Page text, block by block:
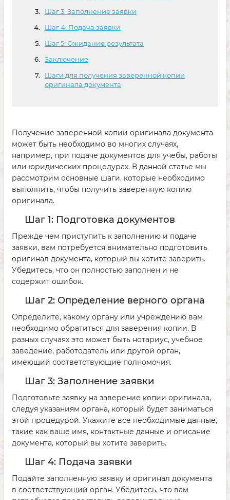
Шаг 3: Заполнение заявки
Шаг 4: Подача заявки
Шаг 5: Ожидание результата
Заключение
Шаги для получения заверенной копии
оригинала документа
Получение заверенной копии оригинала документа
может быть необходимо во многих случаях,
например, при подаче документов для учебы, работы
или юридических процедурах. В данной статье мы
рассмотрим основные шаги, которые необходимо
выполнить, чтобы получить заверенную копию
оригинала.
Шаг 1: Подготовка документов
Прежде чем приступить к заполнению и подаче
заявки, вам потребуется внимательно подготовить
оригинал документа, который вы хотите заверить.
Убедитесь, что он полностью заполнен и не
содержит ошибок.
Шаг 2: Определение верного органа
Определите, какому органу или учреждению вам
необходимо обратиться для заверения копии. В
разных случаях это может быть нотариус, учебное
заведение, работодатель или другой орган,
имеющий соответствующие полномочия.
Шаг 3: Заполнение заявки
Подготовьте заявку на заверение копии оригинала,
следуя указаниям органа, который будет заниматься
этой процедурой. Укажите все необходимые данные,
такие как ваше имя, контактные данные и описание
документа, который вы хотите заверить.
Шаг 4: Подача заявки
Подайте заполненную заявку и оригинал документа
в соответствующий орган. Убедитесь, что вам